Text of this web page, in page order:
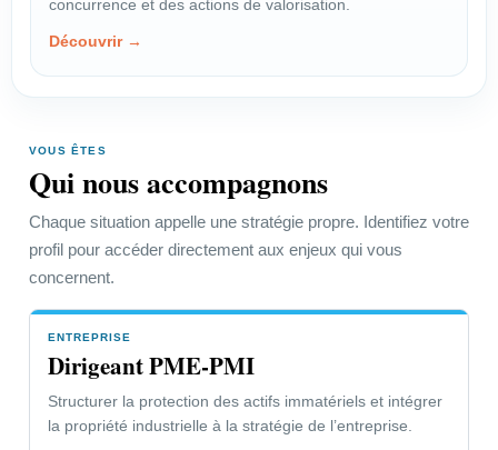
équitable.
PROFIL
Créateur-Inventeur
Choisir la bonne protection et
organiser les actions utiles.
Dirigeant PME-PMI
concurrence et des actions de valorisation.
Découvrir →
VOUS ÊTES
Qui nous accompagnons
Chaque situation appelle une stratégie propre. Identifiez votre
profil pour accéder directement aux enjeux qui vous
concernent.
ENTREPRISE
Dirigeant PME-PMI
Structurer la protection des actifs immatériels et intégrer
la propriété industrielle à la stratégie de l’entreprise.